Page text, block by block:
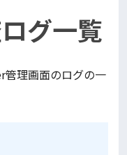
グ一覧
理画面のログの一